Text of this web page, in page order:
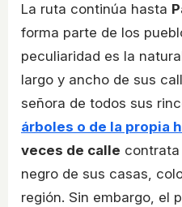
La ruta continúa hasta
forma parte de los
peculiaridad es la
largo y ancho de sus
señora de todos sus
árboles o de la propia
veces de calle
negro de sus casas,
región. Sin embargo, el